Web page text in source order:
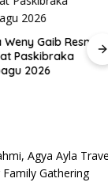
Gaib Resmi
Paskibraka
2026